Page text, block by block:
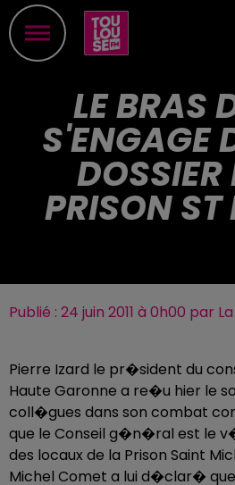
LE BRAS
S'ENGAGE
DOSSIER
PRISON ST
Publié : 24 juin 2011 à 0h00 par
Pierre Izard le pr�sident du
Haute Garonne a re�u hier le
coll�gues dans son combat
que le Conseil g�n�ral est le
des locaux de la Prison Saint
Michel Comet a lui d�clar�